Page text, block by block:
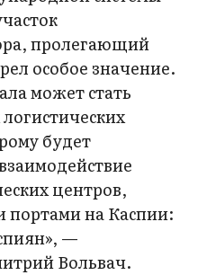
пролегающий
особое значение.
может стать
будет
центров,
портами на Каспии:
—
Вольвач.